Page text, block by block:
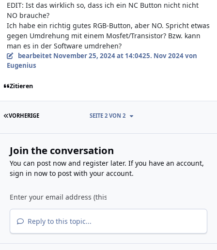
EDIT: Ist das wirklich so, dass ich ein NC Button nicht nicht
NO brauche?
Ich habe ein richtig gutes RGB-Button, aber NO. Spricht etwas
gegen Umdrehung mit einem Mosfet/Transistor? Bzw. kann
man es in der Software umdrehen?
bearbeitet November 25, 2024 at 14:0425. Nov 2024von
Eugenius
Zitieren
ERSTE SEITE
VORHERIGE SEITE 2 VON 2
Join the conversation
You can post now and register later. If you have an account,
sign in nowto post with your account.
Reply to this topic...